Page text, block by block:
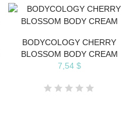
BODYCOLOGY CHERRY
BLOSSOM BODY CREAM
7,54 $